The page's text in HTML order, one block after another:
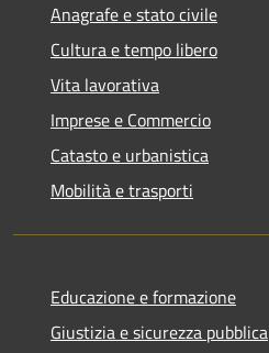
Anagrafe e stato civile
Cultura e tempo libero
Vita lavorativa
Imprese e Commercio
Catasto e urbanistica
Mobilità e trasporti
Educazione e formazione
Giustizia e sicurezza pubblica